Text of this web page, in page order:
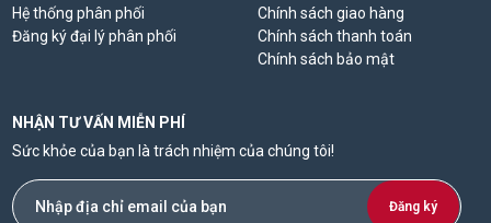
Hệ thống phân phối
Đăng ký đại lý phân phối
Chính sách giao hàng
Chính sách thanh toán
Chính sách bảo mật
NHẬN TƯ VẤN MIỄN PHÍ
Sức khỏe của bạn là trách nhiệm của chúng tôi!
Đăng ký